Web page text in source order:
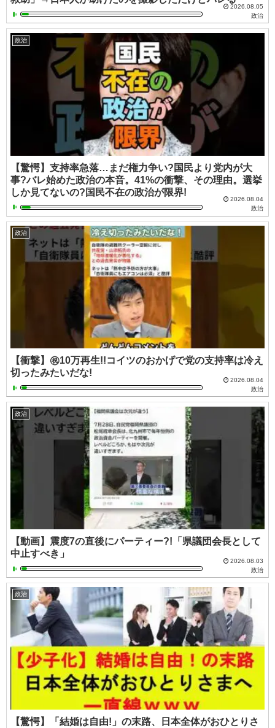
2026.08.05
政治
政治
【驚愕】支持率急落…まだ権力争い?国民より党内が大
事?バレ始めた政治の本音。41%の衝撃、その理由。選挙
しか見てないの?国民不在の政治が限界!
2026.08.04
政治
政治
【衝撃】㊗️10万再生!!コイツのおかげで党の支持率は冷え
切ったみたいだな!
2026.08.04
政治
政治
【動画】震度7の直後にパーティー?!「県議団会長として
中止すべき」
2026.08.03
政治
政治
【驚愕】「結婚は自由!」の末路、日本全体がおひとりさ